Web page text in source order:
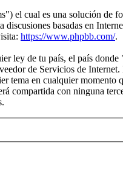
el cual es una solución de
basadas en
https://www.phpbb.com/.
ley de tu país, el país donde
de Servicios de
tema en cualquier momento
compartida con ninguna